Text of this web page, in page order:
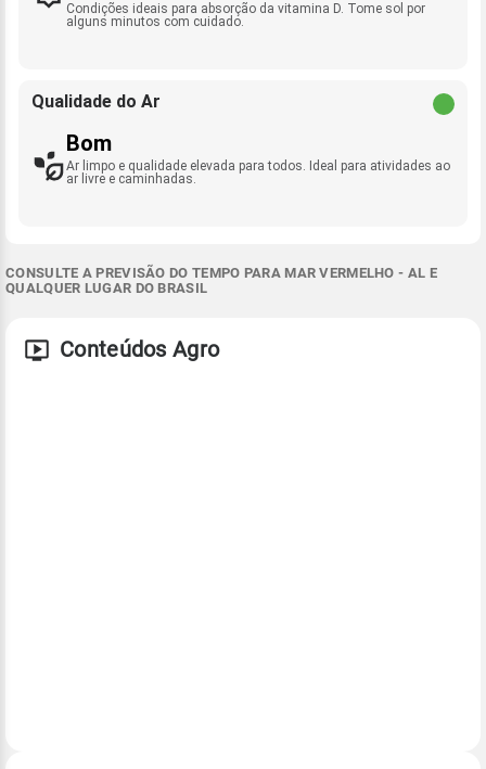
Condições ideais para absorção da vitamina D. Tome sol por
alguns minutos com cuidado.
Qualidade do Ar
Bom
Ar limpo e qualidade elevada para todos. Ideal para atividades ao
ar livre e caminhadas.
CONSULTE A PREVISÃO DO TEMPO PARA MAR VERMELHO - AL E
QUALQUER LUGAR DO BRASIL
Conteúdos Agro